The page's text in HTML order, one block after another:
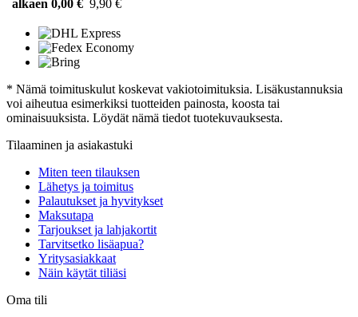
alkaen 0,00 € 9,90 €
* Nämä toimituskulut koskevat vakiotoimituksia. Lisäkustannuksia
voi aiheutua esimerkiksi tuotteiden painosta, koosta tai
ominaisuuksista. Löydät nämä tiedot tuotekuvauksesta.
Tilaaminen ja asiakastuki
Miten teen tilauksen
Lähetys ja toimitus
Palautukset ja hyvitykset
Maksutapa
Tarjoukset ja lahjakortit
Tarvitsetko lisäapua?
Yritysasiakkaat
Näin käytät tiliäsi
Oma tili